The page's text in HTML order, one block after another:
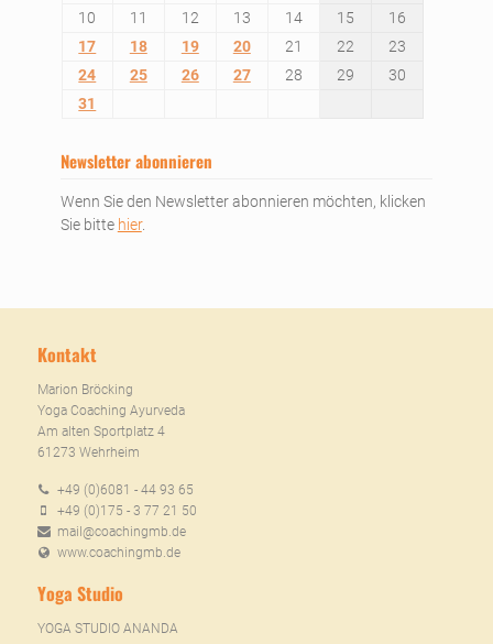
10
11 12 13 14 15
16
17
18 19 20 21 22
23
24
25 26 27 28 29
30
31
Newsletter abonnieren
Wenn Sie den Newsletter abonnieren möchten, klicken
Sie bitte hier.
Kontakt
Marion Bröcking
Yoga Coaching Ayurveda
Am alten Sportplatz 4
61273 Wehrheim
+49 (0)6081 - 44 93 65
+49 (0)175 - 3 77 21 50
mail@coachingmb.de
www.coachingmb.de
Yoga Studio
YOGA STUDIO ANANDA